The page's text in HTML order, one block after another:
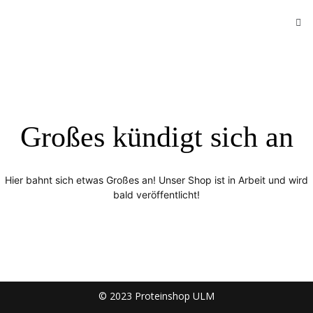
Großes kündigt sich an
Hier bahnt sich etwas Großes an! Unser Shop ist in Arbeit und wird
bald veröffentlicht!
© 2023 Proteinshop ULM